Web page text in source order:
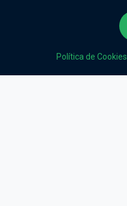
Política de Cookies